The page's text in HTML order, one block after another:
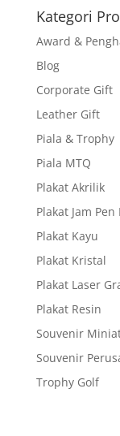
Kategori
Award &
Blog
Corporate Gift
Leather Gift
Piala & Trophy
Piala MTQ
Plakat Akrilik
Plakat Jam
Plakat Kayu
Plakat Kristal
Plakat Laser
Plakat Resin
Souvenir
Souvenir
Trophy Golf